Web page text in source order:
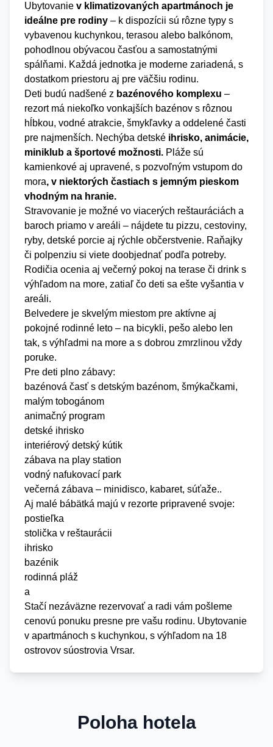
Ubytovanie v klimatizovaných apartmánoch je
ideálne pre rodiny – k dispozícii sú rôzne typy s
vybavenou kuchynkou, terasou alebo balkónom,
pohodlnou obývacou časťou a samostatnými
spálňami. Každá jednotka je moderne zariadená, s
dostatkom priestoru aj pre väčšiu rodinu.
Deti budú nadšené z bazénového komplexu –
rezort má niekoľko vonkajších bazénov s rôznou
hĺbkou, vodné atrakcie, šmykľavky a oddelené časti
pre najmenších. Nechýba detské ihrisko, animácie,
miniklub a športové možnosti. Pláže sú
kamienkové aj upravené, s pozvoľným vstupom do
mora, v niektorých častiach s jemným pieskom
vhodným na hranie.
Stravovanie je možné vo viacerých reštauráciách a
baroch priamo v areáli – nájdete tu pizzu, cestoviny,
ryby, detské porcie aj rýchle občerstvenie. Raňajky
či polpenziu si viete doobjednať podľa potreby.
Rodičia ocenia aj večerný pokoj na terase či drink s
výhľadom na more, zatiaľ čo deti sa ešte vyšantia v
areáli.
Belvedere je skvelým miestom pre aktívne aj
pokojné rodinné leto – na bicykli, pešo alebo len
tak, s výhľadmi na more a s dobrou zmrzlinou vždy
poruke.
Pre deti plno zábavy:
bazénová časť s detským bazénom, šmýkačkami,
malým tobogánom
animačný program
detské ihrisko
interiérový detský kútik
zábava na play station
vodný nafukovací park
večerná zábava – minidisco, kabaret, súťaže..
Aj malé bábätká majú v rezorte pripravené svoje:
postieľka
stolička v reštaurácii
ihrisko
bazénik
rodinná pláž
a
Stačí nezáväzne rezervovať a radi vám pošleme
cenovú ponuku presne pre vašu rodinu. Ubytovanie
v apartmánoch s kuchynkou, s výhľadom na 18
ostrovov súostrovia Vrsar.
Poloha hotela